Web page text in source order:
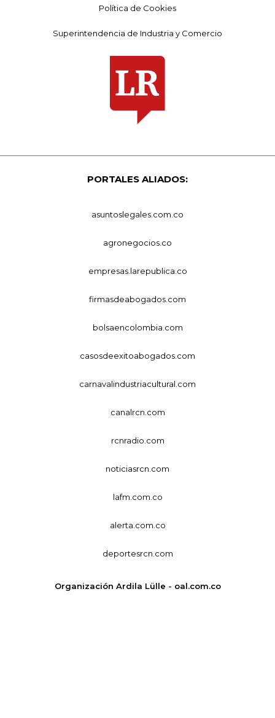
Política de Cookies
Superintendencia de Industria y Comercio
PORTALES ALIADOS:
asuntoslegales.com.co
agronegocios.co
empresas.larepublica.co
firmasdeabogados.com
bolsaencolombia.com
casosdeexitoabogados.com
carnavalindustriacultural.com
canalrcn.com
rcnradio.com
noticiasrcn.com
lafm.com.co
alerta.com.co
deportesrcn.com
Organización Ardila Lülle - oal.com.co